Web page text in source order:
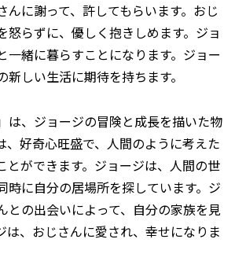
んに謝って、許してもらいます。おじ
怒らずに、優しく抱きしめます。ジョ
一緒に暮らすことになります。ジョー
しい生活に期待を持ちます。
は、ジョージの冒険と成長を描いた物
、好奇心旺盛で、人間のように考えた
とができます。ジョージは、人間の世
時に自分の居場所を探しています。ジ
との出会いによって、自分の家族を見
は、おじさんに愛され、幸せになりま